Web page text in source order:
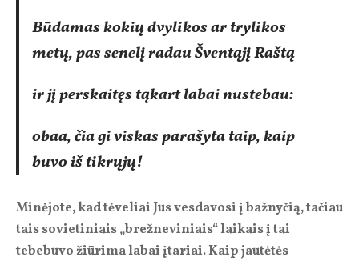
Būdamas kokių dvylikos ar trylikos
metų, pas senelį radau Šventąjį Raštą
ir jį perskaitęs tąkart labai nustebau:
obaa, čia gi viskas parašyta taip, kaip
buvo iš tikrųjų!
Minėjote, kad tėveliai Jus vesdavosi į bažnyčią, tačiau
tais sovietiniais „brežneviniais“ laikais į tai
tebebuvo žiūrima labai įtariai. Kaip jautėtės